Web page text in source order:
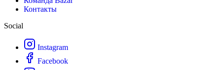
Контакты
Social
Instagram
Facebook